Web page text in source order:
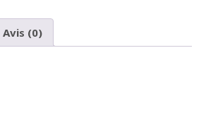
Avis (0)